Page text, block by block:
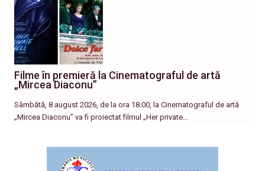
Filme în premieră la Cinematograful de artă
„Mircea Diaconu”
Sâmbătă, 8 august 2026, de la ora 18.00, la Cinematograful de artă
„Mircea Diaconu” va fi proiectat filmul „Her private…